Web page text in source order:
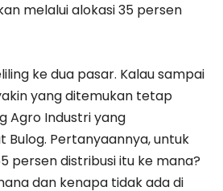
melalui alokasi 35 persen
ke dua pasar. Kalau sampai
yang ditemukan tetap
Agro Industri yang
Bulog. Pertanyaannya, untuk
persen distribusi itu ke mana?
dan kenapa tidak ada di